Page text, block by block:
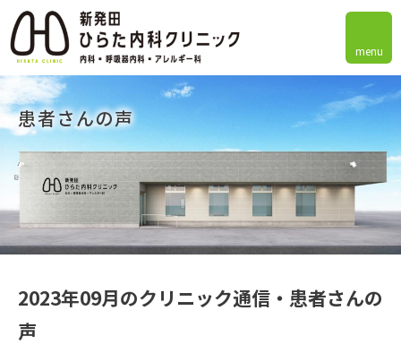
患者さんの声
2023年09月のクリニック通信・患者さんの
声
menu